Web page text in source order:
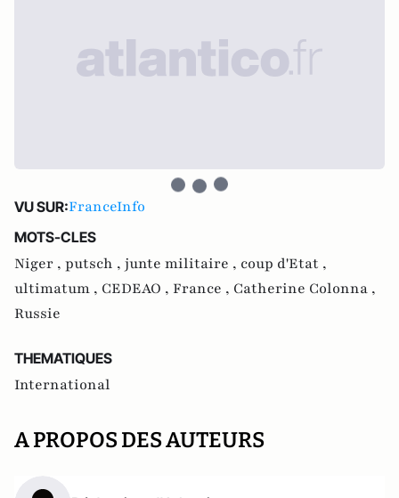
VU SUR:FranceInfo
MOTS-CLES
Niger , putsch , junte militaire , coup d'Etat ,
ultimatum , CEDEAO , France , Catherine Colonna ,
Russie
THEMATIQUES
International
A PROPOS DES AUTEURS